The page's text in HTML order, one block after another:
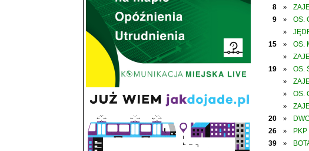
8
»
9
» OS.
»
15
» OS.
»
19
» OS.
»
» OS.
»
20
»
26
»
39
»